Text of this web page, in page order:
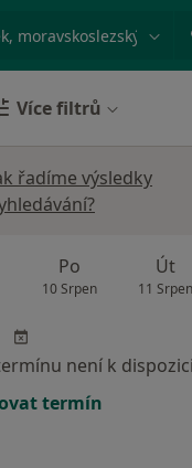
Více filtrů
řadíme výsledky
Po
10 Srpen
Út
11 Srpen
není k dispozici
termín